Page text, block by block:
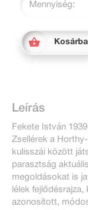
Mennyiség:
Kosárba
Leírás
Fekete István
Zsellérek a
kulisszái között
parasztság
megoldásokat is
lélek
azonosított,